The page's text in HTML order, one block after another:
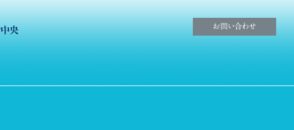
コンセプト｜≪公式≫ブランズシテ
お問い合わせ